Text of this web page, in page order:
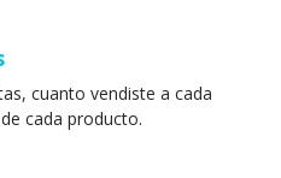
cuanto vendiste a cada
cada producto.